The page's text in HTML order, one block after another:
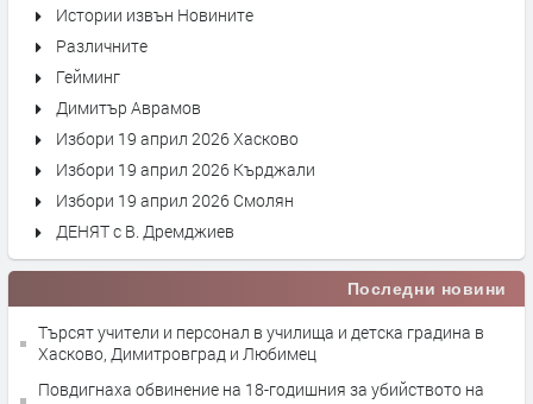
Истории извън Новините
Различните
Гейминг
Димитър Аврамов
Избори 19 април 2026 Хасково
Избори 19 април 2026 Кърджали
Избори 19 април 2026 Смолян
ДЕНЯТ с В. Дремджиев
Последни новини
Търсят учители и персонал в училища и детска градина в
Хасково, Димитровград и Любимец
Повдигнаха обвинение на 18-годишния за убийството на